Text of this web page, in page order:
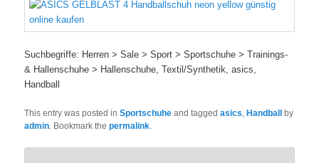
Suchbegriffe: Herren > Sale > Sport > Sportschuhe > Trainings-
& Hallenschuhe > Hallenschuhe, Textil/Synthetik, asics,
Handball
This entry was posted inSportschuhe and taggedasics,Handball by
admin. Bookmark thepermalink.